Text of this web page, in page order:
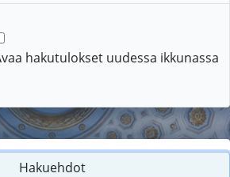
hakutulokset uudessa ikkunassa
Hakuehdot